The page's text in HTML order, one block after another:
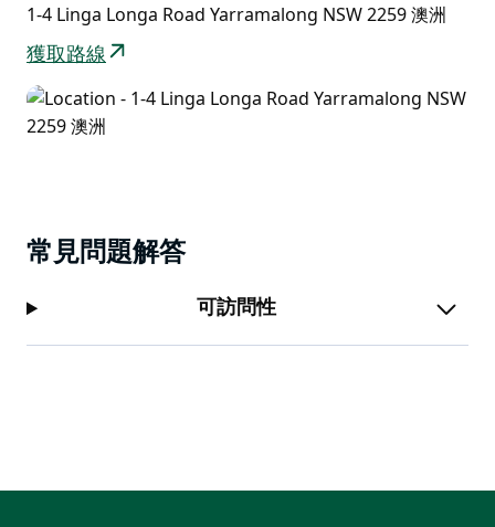
1-4 Linga Longa Road Yarramalong NSW 2259 澳洲
獲取路線
常見問題解答
可訪問性